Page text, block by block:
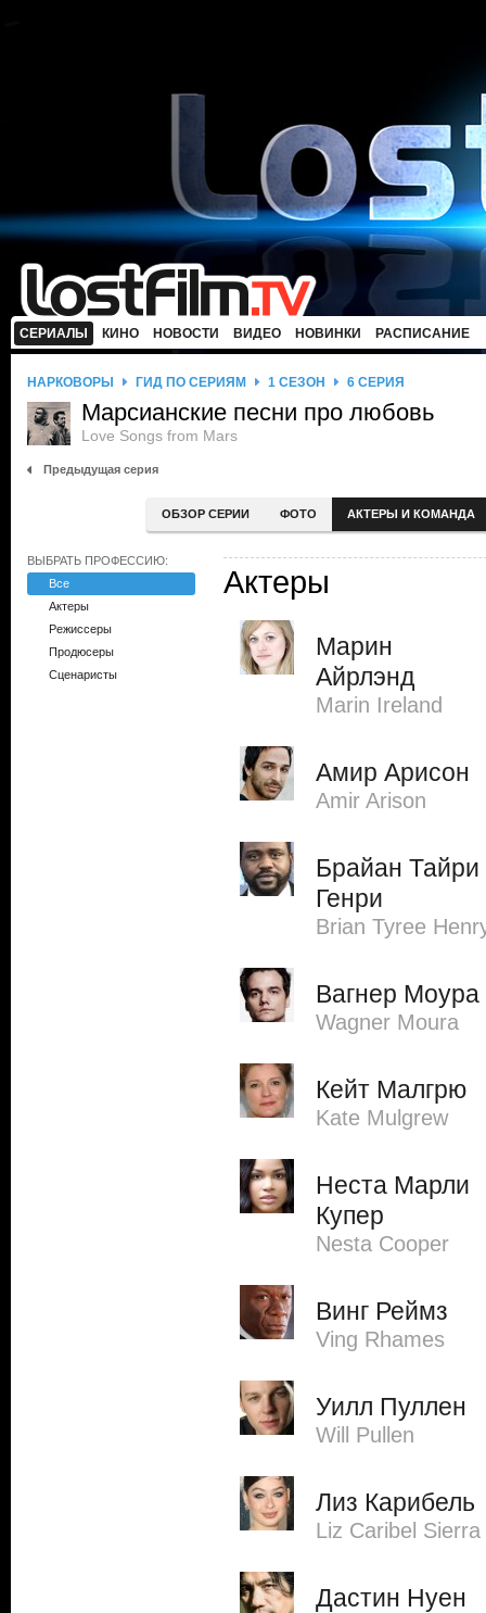
СЕРИАЛЫ КИНО НОВОСТИ ВИДЕО НОВИНКИ РАСПИСАНИЕ
НАРКОВОРЫ ГИД ПО СЕРИЯМ 1 СЕЗОН 6 СЕРИЯ
Марсианские песни про любовь
Love Songs from Mars
Предыдущая серия
ОБЗОР СЕРИИ ФОТО АКТЕРЫ И КОМАНДА
ВЫБРАТЬ ПРОФЕССИЮ:
Все
Актеры
Режиссеры
Продюсеры
Сценаристы
Актеры
Марин
Айрлэнд
Marin Ireland
Амир Арисон
Amir Arison
Брайан Тайри
Генри
Brian Tyree
Вагнер Моура
Wagner Moura
Кейт Малгрю
Kate Mulgrew
Неста Марли
Купер
Nesta Cooper
Винг Реймз
Ving Rhames
Уилл Пуллен
Will Pullen
Лиз Карибель
Liz Caribel Sierra
Дастин Нуен